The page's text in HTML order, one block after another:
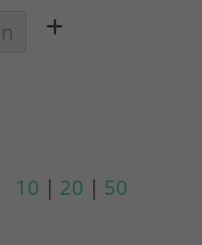
10 | 20 | 50